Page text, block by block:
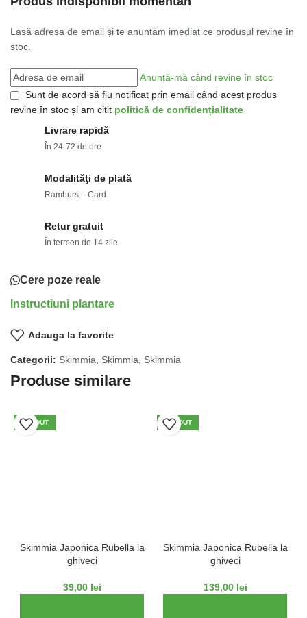
Lasă adresa de email și te anunțăm imediat ce produsul revine în
stoc.
Anunță-mă când revine în stoc
Sunt de acord să fiu notificat prin email când acest produs
revine în stoc și am citit politică de confidențialitate
Livrare rapidă
În 24-72 de ore
Modalităţi de plată
Ramburs – Card
Retur gratuit
În termen de 14 zile
Cere poze reale
Instructiuni plantare
Adauga la favorite
Categorii: Skimmia, Skimmia, Skimmia
Produse similare
VÂNDUT
Skimmia Japonica Rubella la
ghiveci
39,00 lei
VÂNDUT
Skimmia Japonica Rubella la
ghiveci
139,00 lei